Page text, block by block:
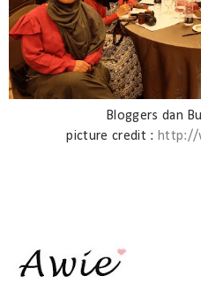
Bloggers dan
picture credit : http://